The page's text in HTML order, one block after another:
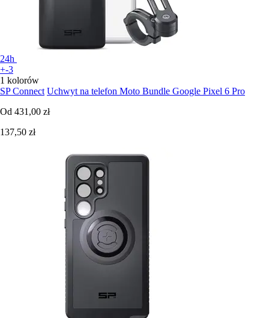
24h
+-3
1 kolorów
SP Connect Uchwyt na telefon Moto Bundle Google Pixel 6 Pro
Od 431,00 zł
137,50 zł